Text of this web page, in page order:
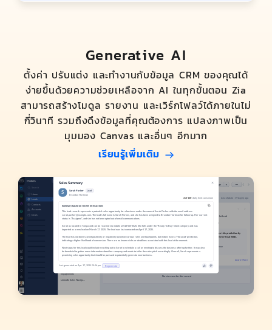
Generative AI
ตั้งค่า ปรับแต่ง และทำงานกับข้อมูล CRM ของคุณได้
ง่ายขึ้นด้วยความช่วยเหลือจาก AI ในทุกขั้นตอน Zia
สามารถสร้างโมดูล รายงาน และเวิร์กโฟลว์ได้ภายในไม่
กี่วินาที รวมถึงดึงข้อมูลที่คุณต้องการ แปลงภาพเป็น
มุมมอง Canvas และอื่นๆ อีกมาก
เรียนรู้เพิ่มเติม